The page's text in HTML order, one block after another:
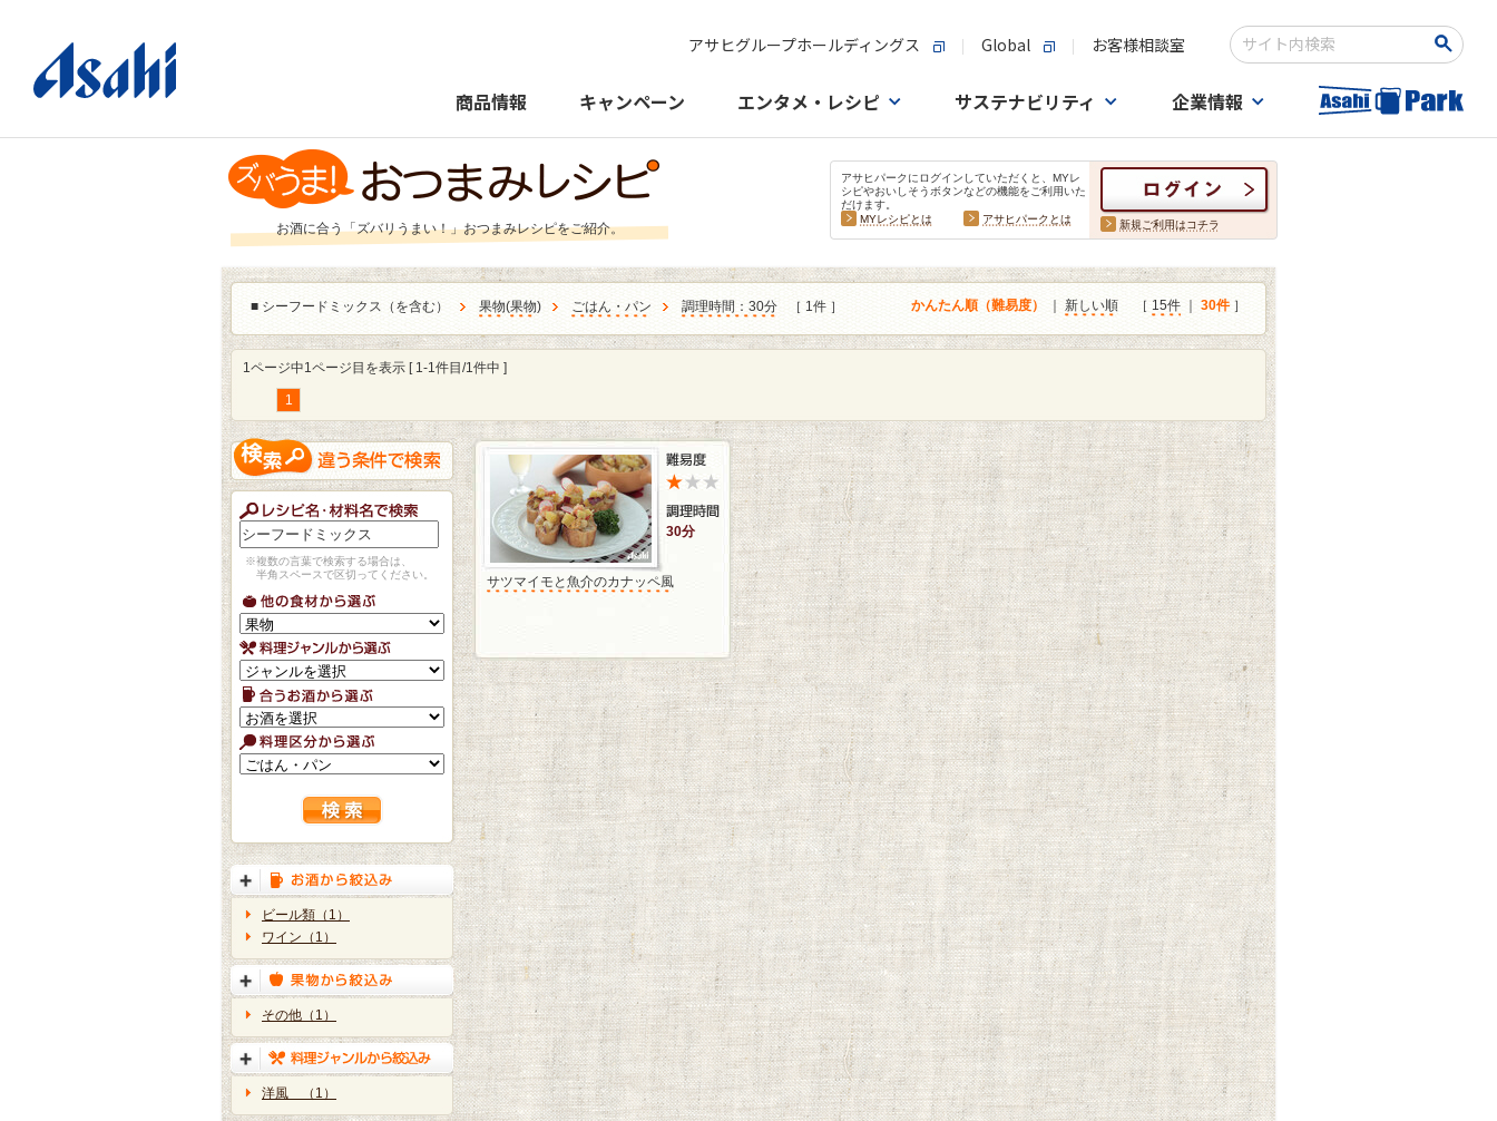
アサヒグループホールディングス Global お客様相談室
検索キーワード入力
商品情報 キャンペーン エンタメ・レシピ サステナビリティ 企業情報
お酒に合う「ズバリうまい！」おつまみレシピをご紹介。
アサヒパークにログインしていただくと、MYレ
シピやおいしそうボタンなどの機能をご利用いた
だけます。
MYレシピとは
アサヒパークとは 新規ご利用はコチラ
■ シーフードミックス（を含む） 果物(果物) ごはん・パン 調理時間：30分 ［ 1件 ］ かんたん順（難易度） 新しい順 ［ 15件 30件 ］
1ページ中1ページ目を表示 [ 1-1件目/1件中 ]
1
※複数の言葉で検索する場合は、
半角スペースで区切ってください。
ビール類（1）
ワイン（1）
その他（1）
洋風 （1）
30分
サツマイモと魚介のカナッペ風